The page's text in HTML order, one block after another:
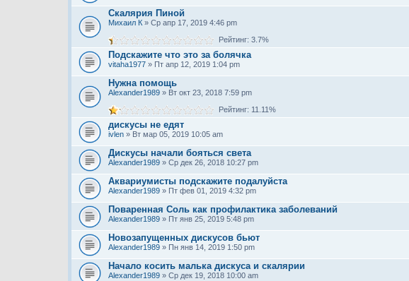
Скалярия Пиной
Михаил К » Ср апр 17, 2019 4:46 pm
Рейтинг: 3.7%
Подскажите что это за болячка
vitaha1977 » Пт апр 12, 2019 1:04 pm
Нужна помощь
Alexander1989 » Вт окт 23, 2018 7:59 pm
Рейтинг: 11.11%
дискусы не едят
ivlen » Вт мар 05, 2019 10:05 am
Дискусы начали бояться света
Alexander1989 » Ср дек 26, 2018 10:27 pm
Аквариумисты подскажите подалуйста
Alexander1989 » Пт фев 01, 2019 4:32 pm
Поваренная Соль как профилактика заболеваний
Alexander1989 » Пт янв 25, 2019 5:48 pm
Новозапущенных дискусов бьют
Alexander1989 » Пн янв 14, 2019 1:50 pm
Начало косить малька дискуса и скалярии
Alexander1989 » Ср дек 19, 2018 10:00 am